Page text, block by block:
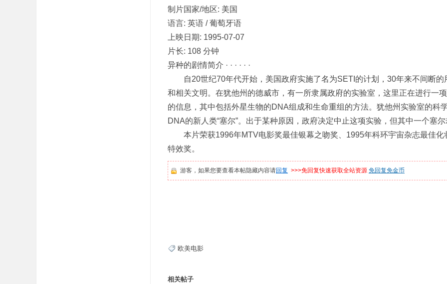
制片国家/地区: 美国
语言: 英语 / 葡萄牙语
上映日期: 1995-07-07
片长: 108 分钟
异种的剧情简介 · · · · · ·
自20世纪70年代开始，美国政府实施了名为SETI的计划，30年来不间断的
和相关文明。在犹他州的德威市，有一所隶属政府的实验室，这里正在进行一
的信息，其中包括外星生物的DNA组成和生命重组的方法。犹他州实验室的科
DNA的新人类“塞尔”。出于某种原因，政府决定中止这项实验，但其中一个塞
本片荣获1996年MTV电影奖最佳银幕之吻奖、1995年科环宇宙杂志最佳化
特效奖。
游客，如果您要查看本帖隐藏内容请回复 >>>免回复快速获取全站资源 免回复免金币
欧美电影
相关帖子